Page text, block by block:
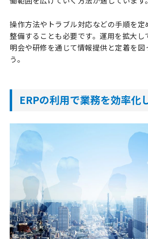
操作方法やトラブル対応などの手順を定
整備することも必要です。運用を拡大し
明会や研修を通じて情報提供と定着を図
う。
ERPの利用で業務を効率化